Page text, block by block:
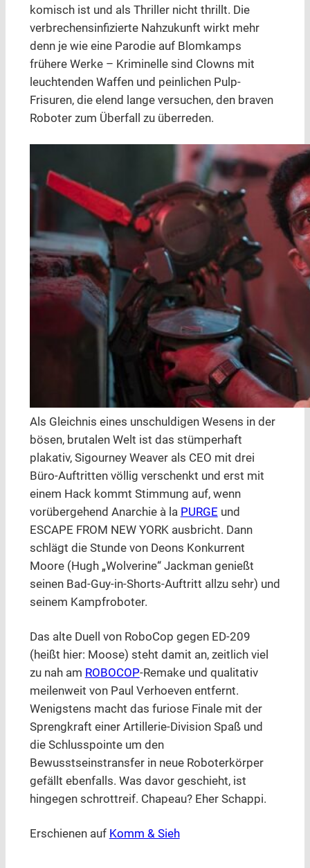
komisch ist und als Thriller nicht thrillt. Die
verbrechensinfizierte Nahzukunft wirkt mehr
denn je wie eine Parodie auf Blomkamps
frühere Werke – Kriminelle sind Clowns mit
leuchtenden Waffen und peinlichen Pulp-
Frisuren, die elend lange versuchen, den braven
Roboter zum Überfall zu überreden.
Als Gleichnis eines unschuldigen Wesens in der
bösen, brutalen Welt ist das stümperhaft
plakativ, Sigourney Weaver als CEO mit drei
Büro-Auftritten völlig verschenkt und erst mit
einem Hack kommt Stimmung auf, wenn
vorübergehend Anarchie à la PURGE und
ESCAPE FROM NEW YORK ausbricht. Dann
schlägt die Stunde von Deons Konkurrent
Moore (Hugh „Wolverine“ Jackman genießt
seinen Bad-Guy-in-Shorts-Auftritt allzu sehr) und
seinem Kampfroboter.
Das alte Duell von RoboCop gegen ED-209
(heißt hier: Moose) steht damit an, zeitlich viel
zu nah am ROBOCOP-Remake und qualitativ
meilenweit von Paul Verhoeven entfernt.
Wenigstens macht das furiose Finale mit der
Sprengkraft einer Artillerie-Division Spaß und
die Schlusspointe um den
Bewusstseinstransfer in neue Roboterkörper
gefällt ebenfalls. Was davor geschieht, ist
hingegen schrottreif. Chapeau? Eher Schappi.
Erschienen auf Komm & Sieh